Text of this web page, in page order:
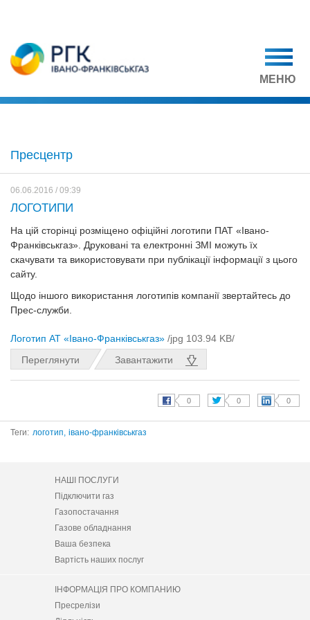
МЕНЮ
Пресцентр
06.06.2016 / 09:39
ЛОГОТИПИ
На цій сторінці розміщено офіційні логотипи ПАТ «Івано-
Франківськгаз». Друковані та електронні ЗМІ можуть їх
скачувати та використовувати при публікації інформації з цього
сайту.
Щодо іншого використання логотипів компанії звертайтесь до
Прес-служби.
Логотип АТ «Івано-Франківськгаз» /jpg 103.94 KB/
Переглянути
Завантажити
Теги: логотип, івано-франківськгаз
НАШІ ПОСЛУГИ
Підключити газ
Газопостачання
Газове обладнання
Ваша безпека
Вартість наших послуг
ІНФОРМАЦІЯ ПРО КОМПАНИЮ
Пресрелізи